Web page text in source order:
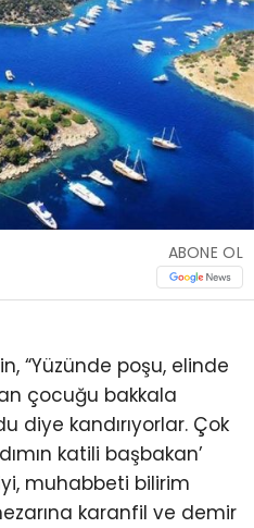
ABONE OL
“Yüzünde poşu, elinde
çocuğu bakkala
diye kandırıyorlar. Çok
katili başbakan’
muhabbeti bilirim
karanfil ve demir